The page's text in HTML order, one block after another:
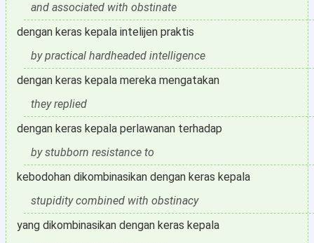
and associated with obstinate
dengan keras kepala intelijen praktis
by practical hardheaded intelligence
dengan keras kepala mereka mengatakan
they replied
dengan keras kepala perlawanan terhadap
by stubborn resistance to
kebodohan dikombinasikan dengan keras kepala
stupidity combined with obstinacy
yang dikombinasikan dengan keras kepala